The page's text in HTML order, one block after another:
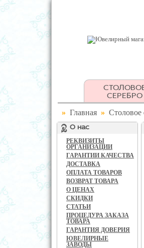
СЕРЕБРО
» Главная » Столовое
О нас
РЕКВИЗИТЫ
ОРГАНИЗАЦИИ
ГАРАНТИИ КАЧЕСТВА
ДОСТАВКА
ОПЛАТА ТОВАРОВ
ВОЗВРАТ ТОВАРА
О ЦЕНАХ
СКИДКИ
СТАТЬИ
ПРОЦЕДУРА ЗАКАЗА
ТОВАРА
ГАРАНТИЯ ДОВЕРИЯ
ЮВЕЛИРНЫЕ
ЗАВОДЫ